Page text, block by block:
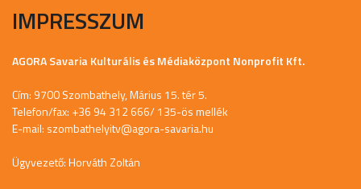
IMPRESSZUM
AGORA Savaria Kulturális és Médiaközpont Nonprofit Kft.
Cím: 9700 Szombathely, Márius 15. tér 5.
Telefon/fax: +36 94 312 666/ 135-ös mellék
E-mail: szombathelyitv@agora-savaria.hu
Ügyvezető: Horváth Zoltán